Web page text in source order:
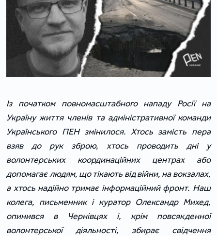
Із початком повномасштабного нападу Росії на
Україну життя членів та адміністративної команди
Українського ПЕН змінилося. Хтось замість пера
взяв до рук зброю, хтось проводить дні у
волонтерських координаційних центрах або
допомагає людям, що тікають від війни, на вокзалах,
а хтось надійно тримає інформаційний фронт. Наш
колега, письменник і куратор Олександр Михед,
опинився в Чернівцях і, крім повсякденної
волонтерської діяльності, збирає свідчення